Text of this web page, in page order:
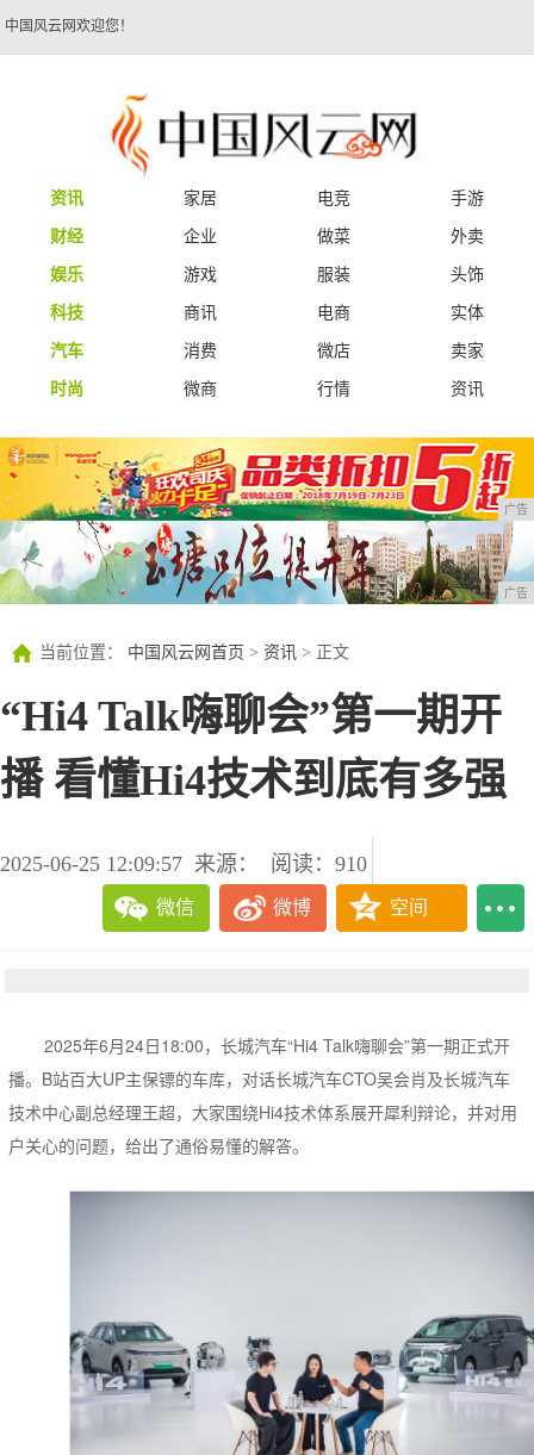
中国风云网欢迎您！
资讯 家居 电竞
手游
财经
企业 做菜
外卖
娱乐
游戏 服装
头饰
科技
商讯 电商
实体
汽车
消费 微店
卖家
时尚
微商 行情 资讯
广告
广告
当前位置： 中国风云网首页 > 资讯 > 正文
“Hi4 Talk嗨聊会”第一期开
播 看懂Hi4技术到底有多强
2025-06-25 12:09:57 来源： 阅读：910
微信 微博 空间
2025年6月24日18:00，长城汽车“Hi4 Talk嗨聊会”第一期正式开
播。B站百大UP主保镖的车库，对话长城汽车CTO吴会肖及长城汽车
技术中心副总经理王超，大家围绕Hi4技术体系展开犀利辩论，并对用
户关心的问题，给出了通俗易懂的解答。